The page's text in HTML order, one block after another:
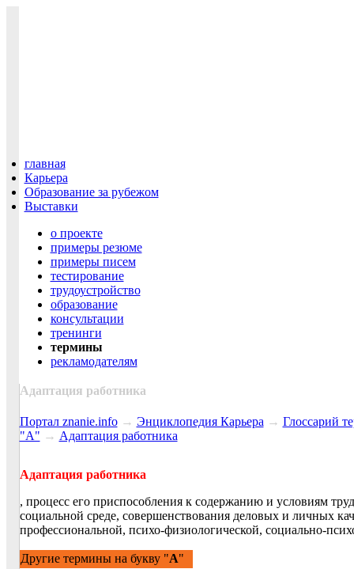
главная
Карьера
Образование за рубежом
Выставки
о проекте
примеры резюме
примеры писем
тестирование
трудоустройство
образование
консультации
тренинги
термины
рекламодателям
Адаптация работника
Портал znanie.info→ Энциклопедия Карьера → Глосcарий
"А" → Адаптация работника
Адаптация работника
, процесс его приспособления к содержанию и условиям
социальной среде, совершенствования деловых и личных
профессиональной, психо-физиологической, социально-
Другие термины на букву "А"